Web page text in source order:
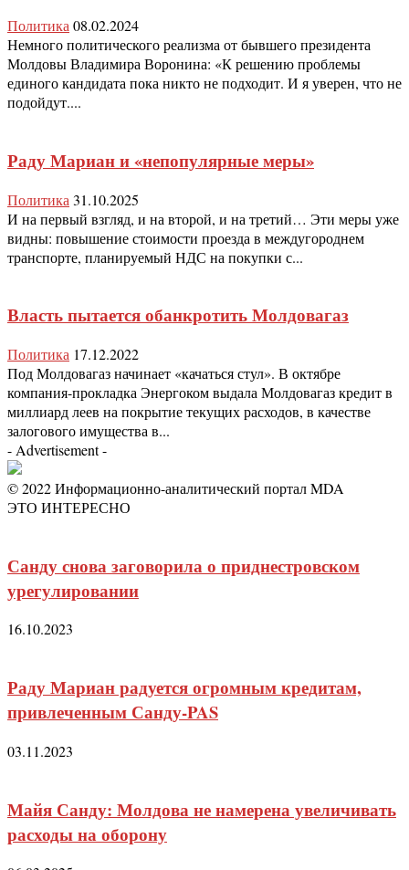
Политика 08.02.2024
Немного политического реализма от бывшего президента
Молдовы Владимира Воронина: «К решению проблемы
единого кандидата пока никто не подходит. И я уверен, что не
подойдут....
Раду Мариан и «непопулярные меры»
Политика 31.10.2025
И на первый взгляд, и на второй, и на третий… Эти меры уже
видны: повышение стоимости проезда в междугороднем
транспорте, планируемый НДС на покупки с...
Власть пытается обанкротить Молдовагаз
Политика 17.12.2022
Под Молдовагаз начинает «качаться стул». В октябре
компания-прокладка Энергоком выдала Молдовагаз кредит в
миллиард леев на покрытие текущих расходов, в качестве
залогового имущества в...
- Advertisement -
© 2022 Информационно-аналитический портал MDA
ЭТО ИНТЕРЕСНО
Санду снова заговорила о приднестровском
урегулировании
16.10.2023
Раду Мариан радуется огромным кредитам,
привлеченным Санду-PAS
03.11.2023
Майя Санду: Молдова не намерена увеличивать
расходы на оборону